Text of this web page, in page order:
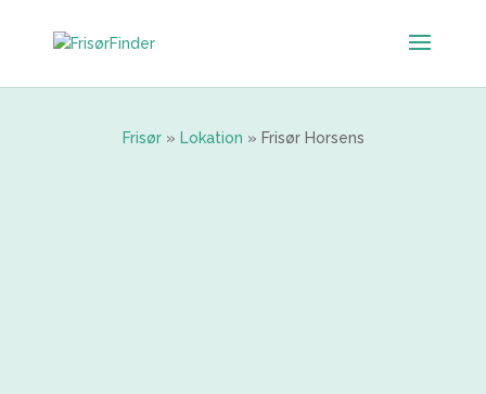
Frisør» Lokation » Frisør Horsens